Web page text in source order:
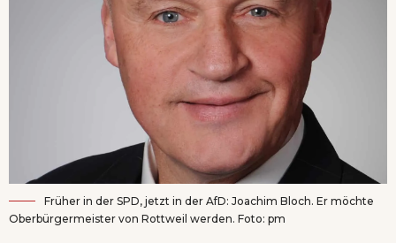
Früher in der SPD, jetzt in der AfD: Joachim Bloch. Er möchte
Oberbürgermeister von Rottweil werden. Foto: pm